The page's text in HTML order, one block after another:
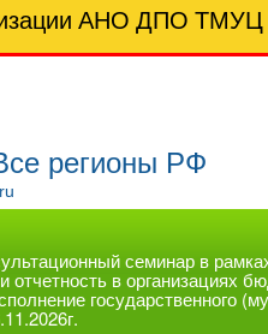
АНО ДПО ТМУЦ
регионы РФ
семинар в
отчетность в
государственного